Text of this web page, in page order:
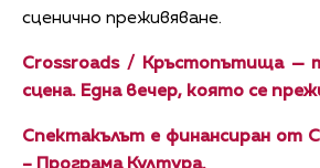
сценично преживяване.
Crossroads / Кръстопътища —
сцена. Една вечер, която се
Спектакълът е финансиран от
– Програма Култура.